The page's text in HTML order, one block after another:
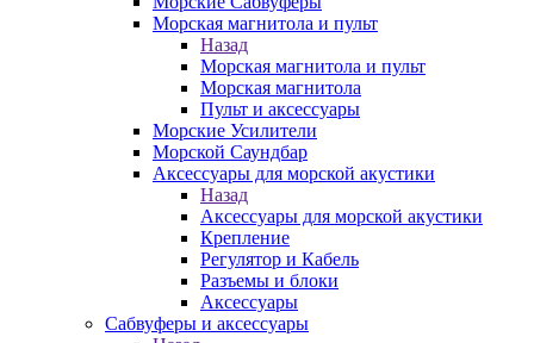
Морская магнитола и пульт
Назад
Морская магнитола и пульт
Морская магнитола
Пульт и аксессуары
Морские Усилители
Морской Cаундбар
Аксессуары для морской акустики
Назад
Аксессуары для морской акустики
Крепление
Регулятор и Кабель
Разъемы и блоки
Аксессуары
Сабвуферы и аксессуары